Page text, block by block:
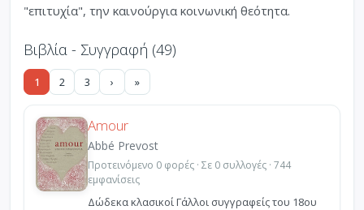
"επιτυχία", την καινούργια κοινωνική θεότητα.
Βιβλία - Συγγραφή (49)
1 2 3 › »
Amour
Abbé Prevost
Προτεινόμενο 0 φορές · Σε 0 συλλογές · 744
εμφανίσεις
Δώδεκα κλασικοί Γάλλοι συγγραφείς του 18ου